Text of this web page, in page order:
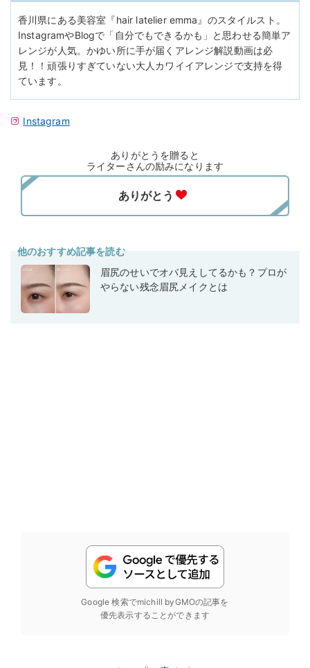
香川県にある美容室『hair latelier emma』のスタイルスト。
InstagramやBlogで「自分でもできるかも」と思わせる簡単ア
レンジが人気。かゆい所に手が届くアレンジ解説動画は必
見！！頑張りすぎていない大人カワイイアレンジで支持を得
ています。
Instagram
ありがとうを贈ると
ライターさんの励みになります
他のおすすめ記事を読む
眉尻のせいでオバ見えしてるかも？プロが
やらない残念眉尻メイクとは
Google 検索でmichill byGMOの記事を
優先表示することができます